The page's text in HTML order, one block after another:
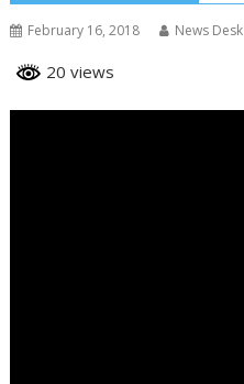
February 16, 2018 News Desk
20 views